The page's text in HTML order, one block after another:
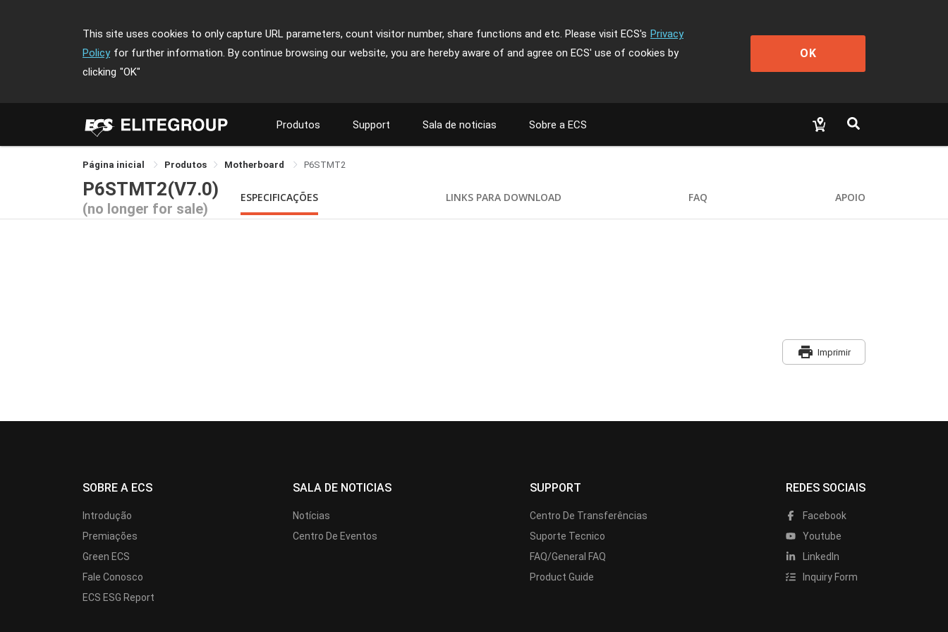
This site uses cookies to only capture URL parameters, count visitor number, share functions and etc. Please visit ECS's Privacy
Policy for further information. By continue browsing our website, you are hereby aware of and agree on ECS' use of cookies by
clicking "OK"
OK
Produtos Support Sala de noticias Sobre a ECS
Página inicial Produtos Motherboard P6STMT2
P6STMT2(V7.0)
(no longer for sale)
ESPECIFICAÇÕES LINKS PARA DOWNLOAD FAQ APOIO
print Imprimir
SOBRE A ECS
Introdução
Premiações
Green ECS
Fale Conosco
ECS ESG Report
SALA DE NOTICIAS
Notícias
Centro De Eventos
SUPPORT
Centro De Transferências
Suporte Tecnico
FAQ/General FAQ
Product Guide
REDES SOCIAIS
Facebook
Youtube
LinkedIn
Inquiry Form